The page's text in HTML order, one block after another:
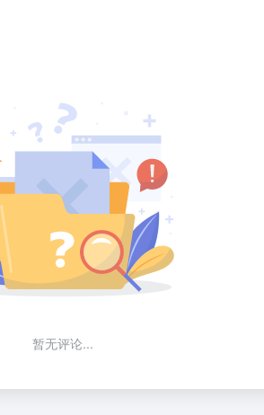
暂无评论...